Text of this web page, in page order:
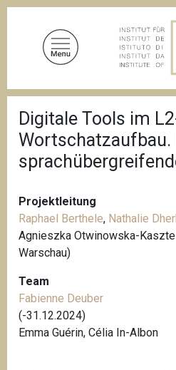
D
f
a
d
a
g
a
t
i
o
Digitale Tools im
Wortschatzaufbau.
Projektleitung
Raphael Berthele, Nathalie
Agnieszka Otwinowska-
Warschau)
Team
Fabienne Deuber
(-31.12.2024)
Emma Guérin, Célia In-Albon